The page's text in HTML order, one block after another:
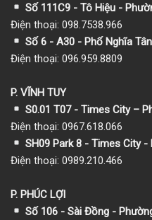
Số 111C9 - Tô Hiệu -
Điện thoại: 098.7538.966
Số 6 - A30 - Phố Nghĩa
Điện thoại: 096.959.8809
P. VĨNH TUY
S0.01 T07 - Times City –
Điện thoại: 0967.618.066
SH09 Park 8 - Times City -
Điện thoại: 0989.210.466
P. PHÚC LỢI
Số 106 - Sài Đồng -